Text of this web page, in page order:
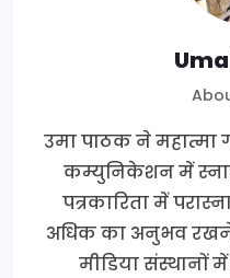
उमा पाठक ने महात्मा
कम्युनिकेशन में
पत्रकारिता में
अधिक का अनुभव रखने
मीडिया संस्थानों